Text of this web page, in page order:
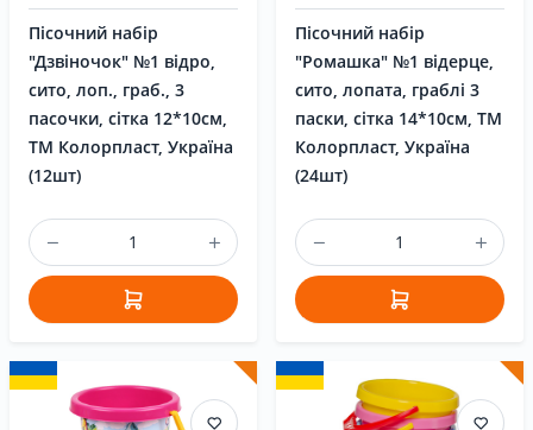
Пісочний набір
"Дзвіночок" №1 відро,
сито, лоп., граб., 3
пасочки, сітка 12*10см,
ТМ Колорпласт, Україна
(12шт)
Пісочний набір
"Ромашка" №1 відерце,
сито, лопата, граблі 3
паски, сітка 14*10см, ТМ
Колорпласт, Україна
(24шт)